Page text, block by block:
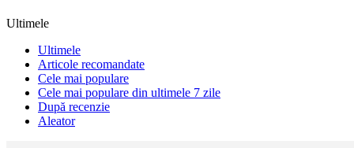
Ultimele
Ultimele
Articole recomandate
Cele mai populare
Cele mai populare din ultimele 7 zile
După recenzie
Aleator